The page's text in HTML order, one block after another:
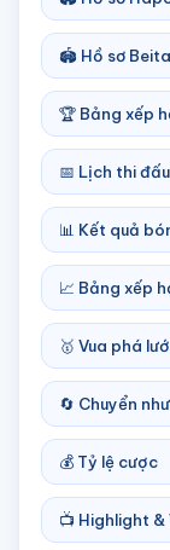
🏟️ Hồ sơ
🏆 Bảng xếp
📅 Lịch thi
📊 Kết quả
📈 Bảng xếp
🥇 Vua phá
🔄 Chuyển
💰 Tỷ lệ cược
📺 Highlight &